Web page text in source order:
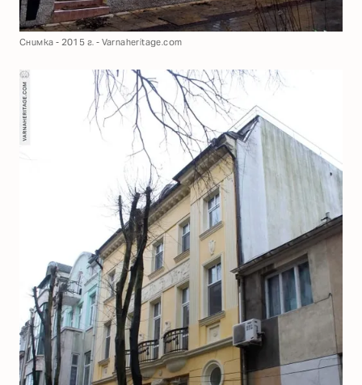
Снимка - 2015 г. - Varnaheritage.com